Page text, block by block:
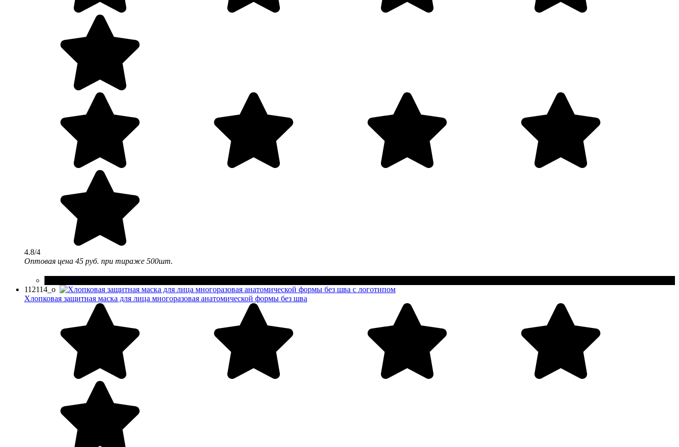
4.8/4
Оптовая цена 45 руб. при тираже 500шт.
112114_o
Хлопковая защитная маска для лица многоразовая анатомической формы без шва